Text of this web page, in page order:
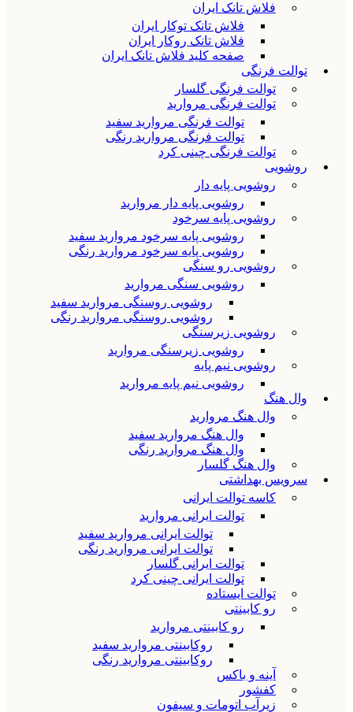
فلاش تانک ایران
فلاش تانک توکار ایران
فلاش تانک روکار ایران
صفحه کلید فلاش تانک ایران
توالت فرنگی
توالت فرنگی گلسار
توالت فرنگی مروارید
توالت فرنگی مروارید سفید
توالت فرنگی مروارید رنگی
توالت فرنگی چینی کرد
روشویی
روشویی پایه دار
روشویی پایه دار مروارید
روشویی پایه سرخود
روشویی پایه سرخود مروارید سفید
روشویی پایه سرخود مروارید رنگی
روشویی رو سنگی
روشویی سنگی مروارید
روشویی روسنگی مروارید سفید
روشویی روسنگی مروارید رنگی
روشویی زیرسنگی
روشویی زیرسنگی مروارید
روشویی نیم پایه
روشویی نیم پایه مروارید
وال هنگ
وال هنگ مروارید
وال هنگ مروارید سفید
وال هنگ مروارید رنگی
وال هنگ گلسار
سرویس بهداشتی
کاسه توالت ایرانی
توالت ایرانی مروارید
توالت ایرانی مروارید سفید
توالت ایرانی مروارید رنگی
توالت ایرانی گلسار
توالت ایرانی چینی کرد
توالت ایستاده
رو کابینتی
رو کابینتی مروارید
روکابینتی مروارید سفید
روکابینتی مروارید رنگی
آینه و باکس
کفشور
زیرآب اتومات و سیفون